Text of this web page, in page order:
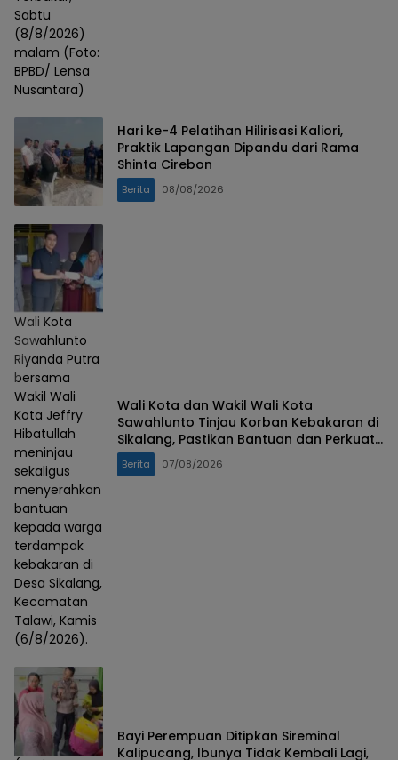
Sabtu
(8/8/2026)
malam (Foto:
BPBD/ Lensa
Nusantara)
Hari ke-4 Pelatihan Hilirisasi Kaliori,
Praktik Lapangan Dipandu dari Rama
Shinta Cirebon
Berita 08/08/2026
Wali Kota
Sawahlunto
Riyanda Putra
bersama
Wakil Wali
Kota Jeffry
Hibatullah
meninjau
sekaligus
menyerahkan
bantuan
kepada warga
terdampak
kebakaran di
Desa Sikalang,
Kecamatan
Talawi, Kamis
(6/8/2026).
Wali Kota dan Wakil Wali Kota
Sawahlunto Tinjau Korban Kebakaran di
Sikalang, Pastikan Bantuan dan Perkuat
Mitigasi Bencana
Berita 07/08/2026
Bayi Perempuan Ditipkan Sireminal
Kalipucang, Ibunya Tidak Kembali Lagi,